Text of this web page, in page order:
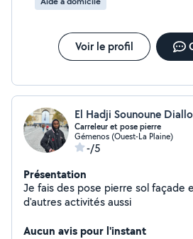
Voir le profil
El Hadji Sounoune Diallo
Carreleur et pose pierre
Gémenos (Ouest-La Plaine)
-/5
Présentation
Je fais des pose pierre sol façade et carrelage Et bien
d'autres activités aussi
Aucun avis pour l'instant